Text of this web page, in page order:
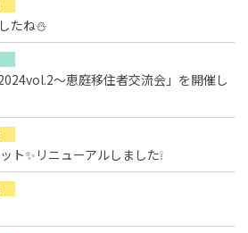
たね⛄
～恵庭移住者交流会」を開催し
ト✨リニューアルしました❕